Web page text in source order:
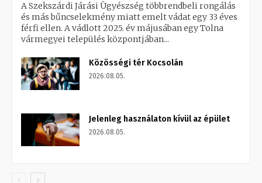
A Szekszárdi Járási Ügyészség többrendbeli rongálás
és más bűncselekmény miatt emelt vádat egy 33 éves
férfi ellen. A vádlott 2025. év májusában egy Tolna
vármegyei település központjában...
Közösségi tér Kocsolán
2026.08.05.
Jelenleg használaton kívül az épület
2026.08.05.